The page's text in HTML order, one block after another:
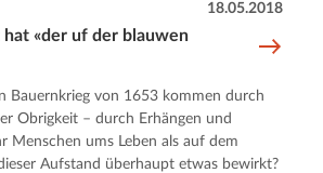
«der uf der blauwen
18.05.2018
Bauernkrieg von 1653 kommen durch
Obrigkeit – durch Erhängen und
Menschen ums Leben als auf dem
Aufstand überhaupt etwas bewirkt?